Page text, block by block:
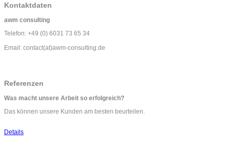
Kontaktdaten
awm consulting
Telefon: +49 (0) 6031 73 65 34
Email: contact(at)awm-consulting.de
Referenzen
Was macht unsere Arbeit so erfolgreich?
Das können unsere Kunden am besten beurteilen.
Details